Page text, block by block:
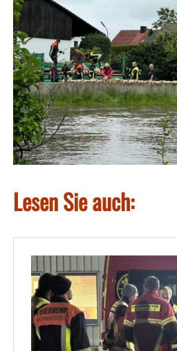
Lesen Sie auch: